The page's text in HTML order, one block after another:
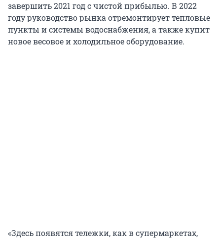
завершить 2021 год с чистой прибылью. В 2022
году руководство рынка отремонтирует тепловые
пункты и системы водоснабжения, а также купит
новое весовое и холодильное оборудование.
«Здесь появятся тележки, как в супермаркетах,